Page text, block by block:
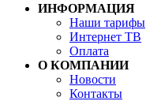
ИНФОРМАЦИЯ
Наши тарифы
Интернет ТВ
Оплата
О КОМПАНИИ
Новости
Контакты